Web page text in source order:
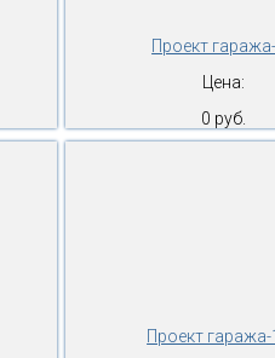
Проект
Цена:
0 руб.
Проект